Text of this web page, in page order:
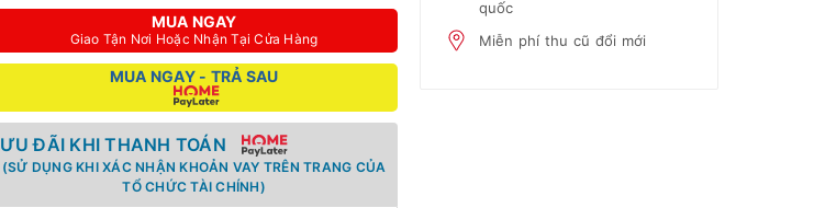
MUA NGAY
Giao Tận Nơi Hoặc Nhận Tại Cửa Hàng
MUA NGAY - TRẢ SAU
ƯU ĐÃI KHI THANH TOÁN
(SỬ DỤNG KHI XÁC NHẬN KHOẢN VAY TRÊN TRANG CỦA
TỔ CHỨC TÀI CHÍNH)
quốc
Miễn phí thu cũ đổi mới